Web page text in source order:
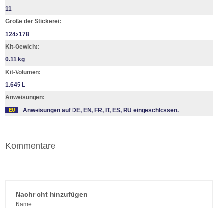
11
Größe der Stickerei:
124х178
Kit-Gewicht:
0.11 kg
Kit-Volumen:
1.645 L
Anweisungen:
Anweisungen auf DE, EN, FR, IT, ES, RU eingeschlossen.
Kommentare
Nachricht hinzufügen
Name